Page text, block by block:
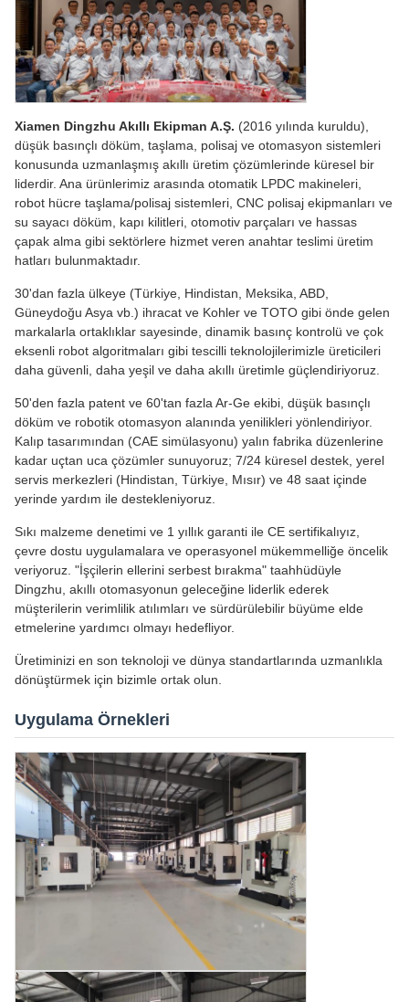
Xiamen Dingzhu Akıllı Ekipman A.Ş. (2016 yılında kuruldu),
düşük basınçlı döküm, taşlama, polisaj ve otomasyon sistemleri
konusunda uzmanlaşmış akıllı üretim çözümlerinde küresel bir
liderdir. Ana ürünlerimiz arasında otomatik LPDC makineleri,
robot hücre taşlama/polisaj sistemleri, CNC polisaj ekipmanları ve
su sayacı döküm, kapı kilitleri, otomotiv parçaları ve hassas
çapak alma gibi sektörlere hizmet veren anahtar teslimi üretim
hatları bulunmaktadır.
30'dan fazla ülkeye (Türkiye, Hindistan, Meksika, ABD,
Güneydoğu Asya vb.) ihracat ve Kohler ve TOTO gibi önde gelen
markalarla ortaklıklar sayesinde, dinamik basınç kontrolü ve çok
eksenli robot algoritmaları gibi tescilli teknolojilerimizle üreticileri
daha güvenli, daha yeşil ve daha akıllı üretimle güçlendiriyoruz.
50'den fazla patent ve 60'tan fazla Ar-Ge ekibi, düşük basınçlı
döküm ve robotik otomasyon alanında yenilikleri yönlendiriyor.
Kalıp tasarımından (CAE simülasyonu) yalın fabrika düzenlerine
kadar uçtan uca çözümler sunuyoruz; 7/24 küresel destek, yerel
servis merkezleri (Hindistan, Türkiye, Mısır) ve 48 saat içinde
yerinde yardım ile destekleniyoruz.
Sıkı malzeme denetimi ve 1 yıllık garanti ile CE sertifikalıyız,
çevre dostu uygulamalara ve operasyonel mükemmelliğe öncelik
veriyoruz. "İşçilerin ellerini serbest bırakma" taahhüdüyle
Dingzhu, akıllı otomasyonun geleceğine liderlik ederek
müşterilerin verimlilik atılımları ve sürdürülebilir büyüme elde
etmelerine yardımcı olmayı hedefliyor.
Üretiminizi en son teknoloji ve dünya standartlarında uzmanlıkla
dönüştürmek için bizimle ortak olun.
Uygulama Örnekleri